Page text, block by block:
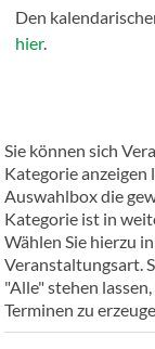
Den
hier.
Sie können sich
Kategorie anzeigen
Auswahlbox die
Kategorie ist in
Wählen Sie hierzu
Veranstaltungsart.
"Alle" stehen
Terminen zu